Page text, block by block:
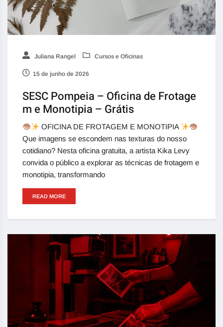
Juliana Rangel Cursos e Oficinas
15 de junho de 2026
SESC Pompeia – Oficina de Frotage
m e Monotipia – Grátis
OFICINA DE FROTAGEM E MONOTIPIA
Que imagens se escondem nas texturas do nosso
cotidiano? Nesta oficina gratuita, a artista Kika Levy
convida o público a explorar as técnicas de frotagem e
monotipia, transformando
READ MORE